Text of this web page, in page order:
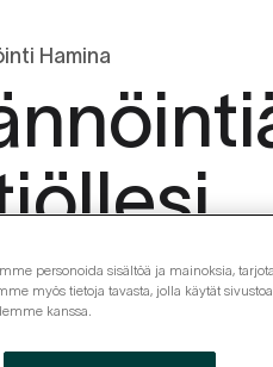
Hamina
personoida sisältöä ja mainoksia,
myös tietoja tavasta, jolla käytät
kanssa.